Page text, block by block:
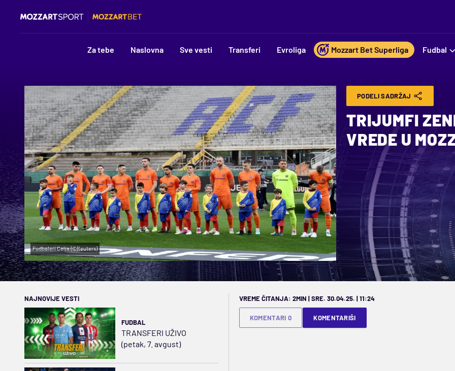
Za tebe Naslovna Sve vesti Transferi Evroliga Mozzart Bet Superliga Fudbal
Fudbaleri Celja (©Reuters)
PODELI SADRŽAJ
TRIJUMFI
VREDE U
NAJNOVIJE VESTI
FUDBAL
TRANSFERI UŽIVO
(petak, 7. avgust)
VREME ČITANJA: 2MIN | SRE. 30.04.25. | 11:24
KOMENTARI 0 KOMENTARIŠI